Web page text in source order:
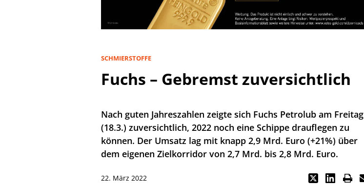
SCHMIERSTOFFE
Fuchs – Gebremst zuversichtlich
Nach guten Jahreszahlen zeigte sich Fuchs Petrolub am Freitag
(18.3.) zuversichtlich, 2022 noch eine Schippe drauflegen zu
können. Der Umsatz lag mit knapp 2,9 Mrd. Euro (+21%) über
dem eigenen Zielkorridor von 2,7 Mrd. bis 2,8 Mrd. Euro.
22. März 2022